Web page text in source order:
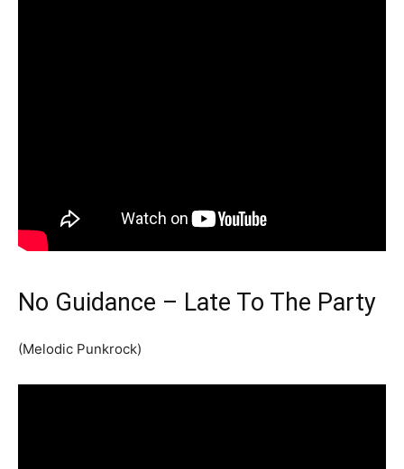
No Guidance – Late To The Party
(Melodic Punkrock)